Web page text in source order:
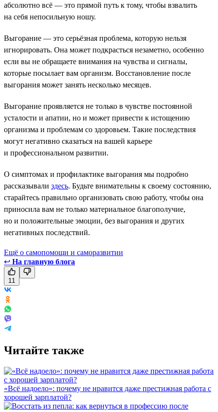
абсолютно всё — это прямой путь к тому, чтобы взвалить
на себя непосильную ношу.
Выгорание — это серьёзная проблема, которую нельзя
игнорировать. Она может подкрасться незаметно, особенно
если вы не обращаете внимания на чувства и сигналы,
которые посылает вам организм. Восстановление после
выгорания может занять несколько месяцев.
Выгорание проявляется не только в чувстве постоянной
усталости и апатии, но и может привести к истощению
организма и проблемам со здоровьем. Такие последствия
могут негативно сказаться на вашей карьере
и профессиональном развитии.
О симптомах и профилактике выгорания мы подробно
рассказывали здесь. Будьте внимательны к своему состоянию,
старайтесь правильно организовать свою работу, чтобы она
приносила вам не только материальное благополучие,
но и положительные эмоции, без выгорания и других
негативных последствий.
Ещё о самопомощи и саморазвитии
↩ На главную блога
11
Читайте также
«Всё надоело»: почему не нравится даже престижная работа с
хорошей зарплатой?